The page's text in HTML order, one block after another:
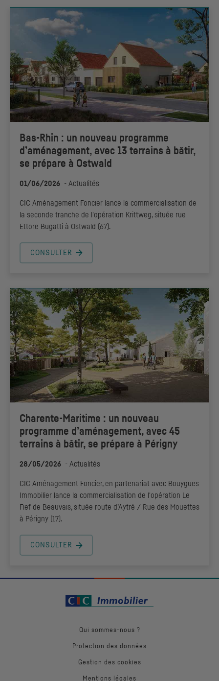
Bas-Rhin : un nouveau programme
d’aménagement, avec 13 terrains à bâtir,
se prépare à Ostwald
01/06/2026 - Actualités
CIC Aménagement Foncier lance la commercialisation de
la seconde tranche de l'opération Krittweg, située rue
Ettore Bugatti à Ostwald (67).
CONSULTER
Charente-Maritime : un nouveau
programme d’aménagement, avec 45
terrains à bâtir, se prépare à Périgny
28/05/2026 - Actualités
CIC Aménagement Foncier, en partenariat avec Bouygues
Immobilier lance la commercialisation de l'opération Le
Fief de Beauvais, située route d’Aytré / Rue des Mouettes
à Périgny (17).
CONSULTER
Qui sommes-nous ?
Protection des données
Gestion des cookies
Mentions légales